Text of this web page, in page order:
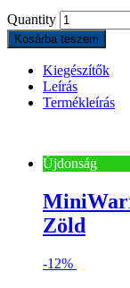
Quantity
Kosárba teszem
Kiegészítők
Leírás
Termékleírás
Újdonság
Zöld
-12%